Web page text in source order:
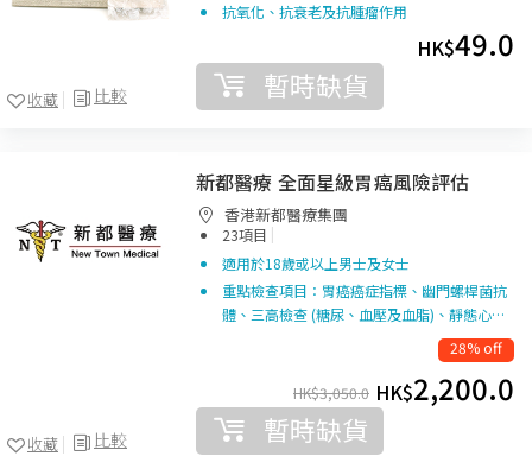
比較
收藏
抗氧化、抗衰老及抗腫瘤作用
HK$49.0
暫時缺貨
比較
收藏
新都醫療 全面星級胃癌風險評估
香港新都醫療集團
23項目 |
適用於18歲或以上男士及女士
重點檢查項目：胃癌癌症指標、幽門螺桿菌抗
體、三高檢查 (糖尿、血壓及血脂)、靜態心…
28% off
HK$3,050.0 HK$2,200.0
暫時缺貨